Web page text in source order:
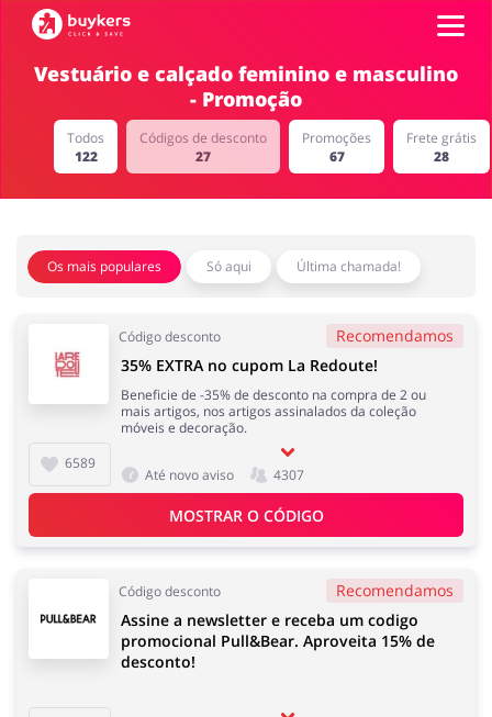
Terrestre
Papelaria e Livros Comida e Alimentação
Eletrodomésticos Infantil e para Mães
Esporte e Recreação Casa, Lar e Jardim
Códigos
Promoções
Lojas
ADICIONA CUPOM
Vestuário e calçado feminino e masculino
- Promoção
Todos
122
Códigos de desconto
27
Promoções
67
Frete grátis
28
Os mais populares Só aqui Última chamada!
Código desconto Recomendamos
6589
35% EXTRA no cupom La Redoute!
Beneficie de -35% de desconto na compra de 2 ou
mais artigos, nos artigos assinalados da coleção
móveis e decoração.
Até novo aviso 4307
MOSTRAR O CÓDIGO
Código desconto Recomendamos
Assine a newsletter e receba um codigo
promocional Pull&Bear. Aproveita 15% de
desconto!